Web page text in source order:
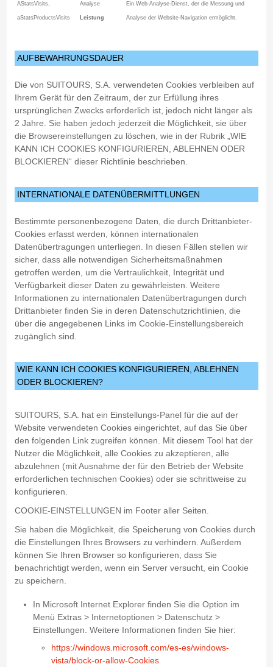
AStatsVisits,
aStatsProductsVisits
Analyse
Leistung
Ein Web-Analyse-Dienst, der die Messung und
Analyse der Website-Navigation ermöglicht.
AUFBEWAHRUNGSDAUER
Die von SUITOURS, S.A. verwendeten Cookies verbleiben auf
Ihrem Gerät für den Zeitraum, der zur Erfüllung ihres
ursprünglichen Zwecks erforderlich ist, jedoch nicht länger als
2 Jahre. Sie haben jedoch jederzeit die Möglichkeit, sie über
die Browsereinstellungen zu löschen, wie in der Rubrik „WIE
KANN ICH COOKIES KONFIGURIEREN, ABLEHNEN ODER
BLOCKIEREN“ dieser Richtlinie beschrieben.
INTERNATIONALE DATENÜBERMITTLUNGEN
Bestimmte personenbezogene Daten, die durch Drittanbieter-
Cookies erfasst werden, können internationalen
Datenübertragungen unterliegen. In diesen Fällen stellen wir
sicher, dass alle notwendigen Sicherheitsmaßnahmen
getroffen werden, um die Vertraulichkeit, Integrität und
Verfügbarkeit dieser Daten zu gewährleisten. Weitere
Informationen zu internationalen Datenübertragungen durch
Drittanbieter finden Sie in deren Datenschutzrichtlinien, die
über die angegebenen Links im Cookie-Einstellungsbereich
zugänglich sind.
WIE KANN ICH COOKIES KONFIGURIEREN, ABLEHNEN
ODER BLOCKIEREN?
SUITOURS, S.A. hat ein Einstellungs-Panel für die auf der
Website verwendeten Cookies eingerichtet, auf das Sie über
den folgenden Link zugreifen können. Mit diesem Tool hat der
Nutzer die Möglichkeit, alle Cookies zu akzeptieren, alle
abzulehnen (mit Ausnahme der für den Betrieb der Website
erforderlichen technischen Cookies) oder sie schrittweise zu
konfigurieren.
COOKIE-EINSTELLUNGEN im Footer aller Seiten.
Sie haben die Möglichkeit, die Speicherung von Cookies durch
die Einstellungen Ihres Browsers zu verhindern. Außerdem
können Sie Ihren Browser so konfigurieren, dass Sie
benachrichtigt werden, wenn ein Server versucht, ein Cookie
zu speichern.
In Microsoft Internet Explorer finden Sie die Option im
Menü Extras > Internetoptionen > Datenschutz >
Einstellungen. Weitere Informationen finden Sie hier:
https://windows.microsoft.com/es-es/windows-
vista/block-or-allow-Cookies